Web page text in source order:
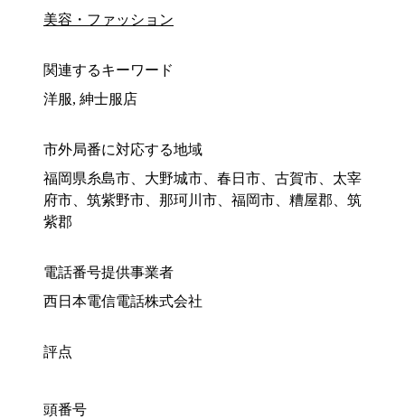
美容・ファッション
関連するキーワード
洋服, 紳士服店
市外局番に対応する地域
福岡県糸島市、大野城市、春日市、古賀市、太宰
府市、筑紫野市、那珂川市、福岡市、糟屋郡、筑
紫郡
電話番号提供事業者
西日本電信電話株式会社
評点
頭番号